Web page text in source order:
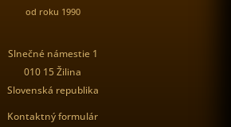
od roku 1990
Slnečné námestie 1
010 15 Žilina
Slovenská republika
Kontaktný formulár